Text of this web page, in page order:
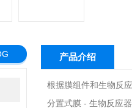
产品介绍
根据膜组件和生物反
分置式膜 - 生物反应